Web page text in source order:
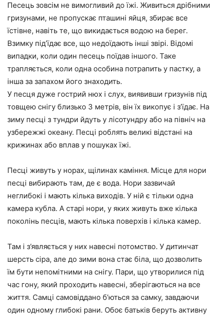
Песець зовсім не вимогливий до їжі. Живиться дрібними
гризунами, не пропускає пташині яйця, збирає все
їстівне, навіть те, що викидається водою на берег.
Взимку під’їдає все, що недоїдають інші звірі. Відомі
випадки, коли один песець поїдав іншого. Таке
трапляється, коли одна особина потрапить у пастку, а
інша за запахом його знаходить.
У песця дуже гострий нюх і слух, виявивши гризунів під
товщею снігу близько 3 метрів, він їх викопує і з’їдає. На
зиму песці з тундри йдуть у лісотундру або на північ на
узбережжі океану. Песці роблять великі відстані на
крижинах або вплав у пошуках їжі.
Песці живуть у норах, щілинах каміння. Місце для нори
песці вибирають там, де є вода. Нори зазвичай
неглибокі і мають кілька виходів. У ній є тільки одна
камера кубла. А старі нори, у яких живуть вже кілька
поколінь песців, мають кілька поверхів і кілька камер.
Там і з’являється у них навесні потомство. У дитинчат
шерсть сіра, але до зими вона стає біла, що дозволить
їм бути непомітними на снігу. Пари, що утворилися під
час гону, який проходить навесні, зберігаються на все
життя. Самці самовіддано б’ються за самку, завдаючи
один одному глибокі рани. Обоє батьків беруть активну